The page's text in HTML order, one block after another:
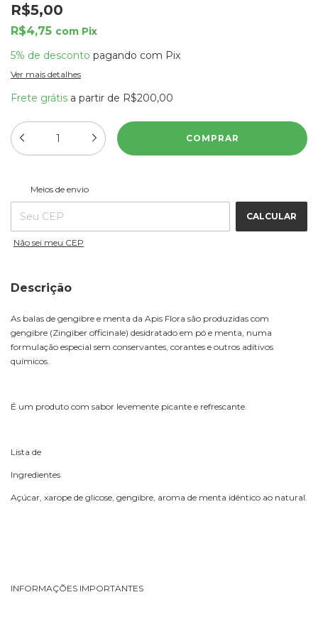
R$5,00
R$4,75 com Pix
5% de desconto pagando com Pix
Ver mais detalhes
Frete grátis a partir de R$200,00
Entregas para o CEP:
Meios de envio
CALCULAR
Não sei meu CEP
Descrição
As balas de gengibre e menta da Apis Flora são produzidas com
gengibre (Zingiber officinale) desidratado em pó e menta, numa
formulação especial sem conservantes, corantes e outros aditivos
químicos.
É um produto com sabor levemente picante e refrescante.
Lista de
Ingredientes
Açúcar, xarope de glicose, gengibre, aroma de menta idêntico ao natural.
INFORMAÇÕES IMPORTANTES